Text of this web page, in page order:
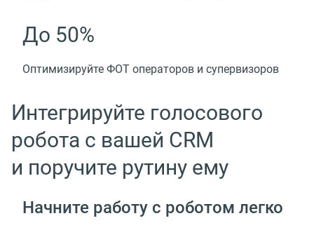
До 50%
Оптимизируйте ФОТ операторов и супервизоров
Интегрируйте голосового
робота с вашей CRM
и поручите рутину ему
Начните работу с роботом легко